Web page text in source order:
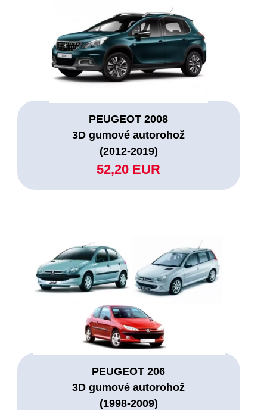
PEUGEOT 2008
3D gumové autorohož
(2012-2019)
52,20 EUR
PEUGEOT 206
3D gumové autorohož
(1998-2009)